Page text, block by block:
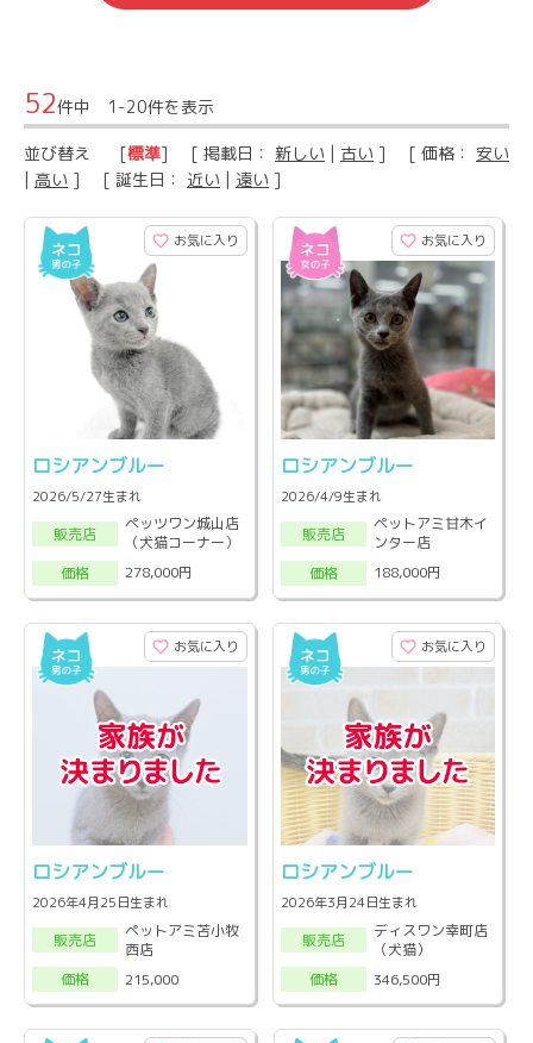
52件中 1-20件を表示
並び替え [標準] [ 掲載日： 新しい | 古い ] [ 価格： 安い
| 高い ] [ 誕生日： 近い | 遠い ]
お気に入り
ロシアンブルー
2026/5/27生まれ
販売店
ペッツワン城山店
（犬猫コーナー）
価格
278,000円
お気に入り
ロシアンブルー
2026/4/9生まれ
販売店
ペットアミ甘木イ
ンター店
価格
188,000円
お気に入り
ロシアンブルー
2026年4月25日生まれ
販売店
ペットアミ苫小牧
西店
価格
215,000
お気に入り
ロシアンブルー
2026年3月24日生まれ
販売店
ディスワン幸町店
（犬猫）
価格
346,500円